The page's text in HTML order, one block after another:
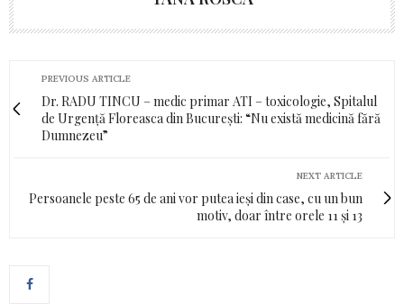
PREVIOUS ARTICLE
Dr. RADU TINCU – medic primar ATI – toxicologie, Spitalul
de Urgență Floreasca din București: “Nu există medicină fără
Dumnezeu”
NEXT ARTICLE
Persoanele peste 65 de ani vor putea ieși din case, cu un bun
motiv, doar între orele 11 și 13